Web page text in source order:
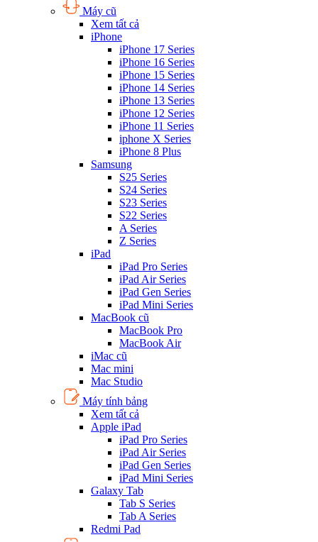
Máy cũ
Xem tất cả
iPhone
iPhone 17 Series
iPhone 16 Series
iPhone 15 Series
iPhone 14 Series
iPhone 13 Series
iPhone 12 Series
iPhone 11 Series
iphone X Series
iPhone 8 Plus
Samsung
S25 Series
S24 Series
S23 Series
S22 Series
A Series
Z Series
iPad
iPad Pro Series
iPad Air Series
iPad Gen Series
iPad Mini Series
MacBook cũ
MacBook Pro
MacBook Air
iMac cũ
Mac mini
Mac Studio
Máy tính bảng
Xem tất cả
Apple iPad
iPad Pro Series
iPad Air Series
iPad Gen Series
iPad Mini Series
Galaxy Tab
Tab S Series
Tab A Series
Redmi Pad